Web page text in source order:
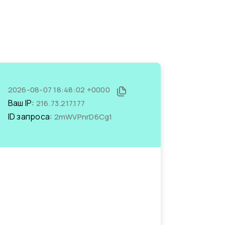
2026-08-07 18:48:02 +0000
Ваш IP: 216.73.217.177
ID запроса: 2mWVPnrD6Cg1